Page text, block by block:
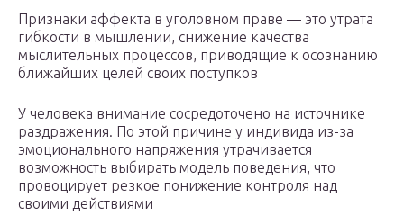
Признаки аффекта в уголовном праве — это утрата
гибкости в мышлении, снижение качества
мыслительных процессов, приводящие к осознанию
ближайших целей своих поступков
У человека внимание сосредоточено на источнике
раздражения. По этой причине у индивида из-за
эмоционального напряжения утрачивается
возможность выбирать модель поведения, что
провоцирует резкое понижение контроля над
своими действиями